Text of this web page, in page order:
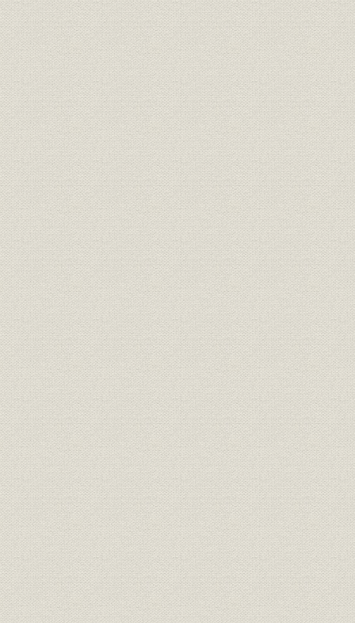
財務・業績;経営 種目別事業成績表I その他(一般)
昭和20年3
31日
財務・業績;経営 種目別事業成績表I その他(積立)
昭和60年3
31日
財務・業績;経営 種目別事業成績表I その他(計)
昭和20年3
31日
財務・業績;経営 種目別事業成績表I 全種目計
昭和20年3
31日
財務・業績;経営 種目別事業成績表II 火災(一般)
昭和20年
31日
財務・業績;経営 種目別事業成績表II 火災(積立)
昭和44年3
31日
財務・業績;経営 種目別事業成績表II 火災(地震)
昭和42年3
31日
財務・業績;経営 種目別事業成績表II 火災(計)
昭和20年3
31日
財務・業績;経営 種目別事業成績表II 海上(船舶)
昭和28年3
31日
財務・業績;経営 種目別事業成績表II 海上(積荷)
昭和28年
31日
財務・業績;経営 種目別事業成績表II 海上(計)
昭和20年3
31日